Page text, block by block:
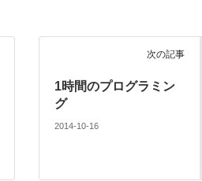
次の記事
1時間のプログラミン
グ
2014-10-16